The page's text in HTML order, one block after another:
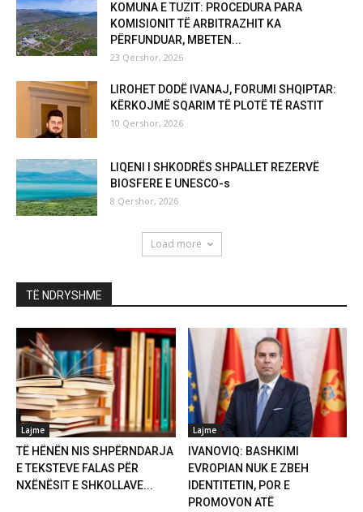
KOMUNA E TUZIT: PROCEDURA PARA
KOMISIONIT TË ARBITRAZHIT KA
PËRFUNDUAR, MBETEN...
23 Qershor, 2026
LIROHET DODË IVANAJ, FORUMI SHQIPTAR:
KËRKOJMË SQARIM TË PLOTË TË RASTIT
10 Qershor, 2026
LIQENI I SHKODRËS SHPALLET REZERVË
BIOSFERE E UNESCO-s
8 Qershor, 2026
Load more
TË NDRYSHME
Lajme
TË HËNËN NIS SHPËRNDARJA
E TEKSTEVE FALAS PËR
NXËNËSIT E SHKOLLAVE...
Lajme
IVANOVIQ: BASHKIMI
EVROPIAN NUK E ZBEH
IDENTITETIN, POR E
PROMOVON ATË